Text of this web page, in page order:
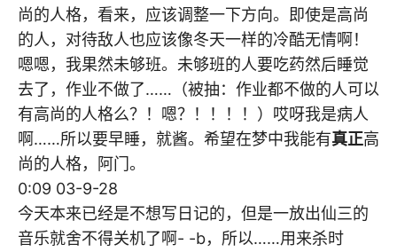
尚的人格，看来，应该调整一下方向。即使是高尚
的人，对待敌人也应该像冬天一样的冷酷无情啊！
嗯嗯，我果然未够班。未够班的人要吃药然后睡觉
去了，作业不做了……（被抽：作业都不做的人可以
有高尚的人格么？！嗯？！！！！）哎呀我是病人
啊……所以要早睡，就酱。希望在梦中我能有真正高
尚的人格，阿门。
0:09 03-9-28
今天本来已经是不想写日记的，但是一放出仙三的
音乐就舍不得关机了啊- -b，所以……用来杀时